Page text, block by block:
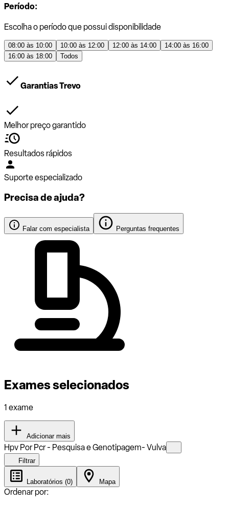
Período:
Escolha o período que possui disponibilidade
08:00 às 10:00 10:00 às 12:00 12:00 às 14:00
14:00 às 16:00
16:00 às 18:00
Todos
Garantias Trevo
Melhor preço garantido
Resultados rápidos
Suporte especializado
Precisa de ajuda?
Falar com especialista Perguntas frequentes
Exames selecionados
1 exame
Adicionar mais
Hpv Por Pcr - Pesquisa e Genotipagem- Vulva
Filtrar
Laboratórios (0) Mapa
Ordenar por: